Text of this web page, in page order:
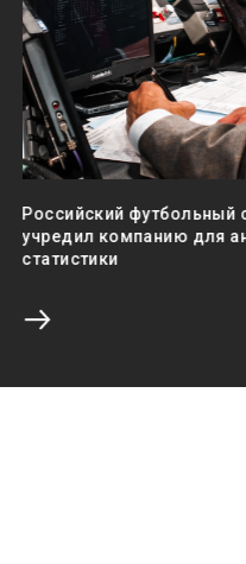
Российский футбольный
учредил компанию для
статистики